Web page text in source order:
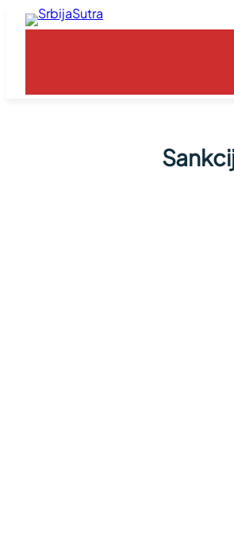
Skoči